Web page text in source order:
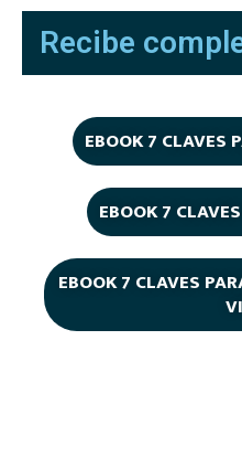
Recibe
EBOOK 7 CLAVES
EBOOK 7
EBOOK 7 CLAVES